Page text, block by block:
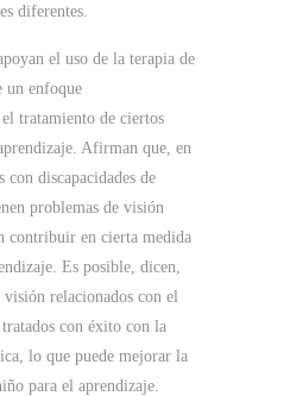
diferentes.
el uso de la terapia de
un enfoque
tratamiento de ciertos
Afirman que, en
con discapacidades de
problemas de visión
contribuir en cierta medida
Es posible, dicen,
visión relacionados con el
con éxito con la
lo que puede mejorar la
para el aprendizaje.